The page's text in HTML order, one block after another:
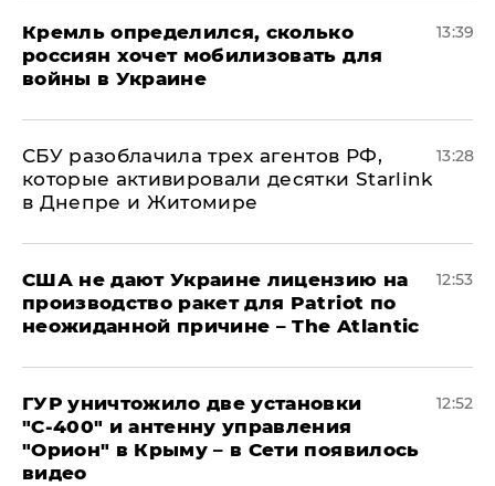
Кремль определился, сколько
россиян хочет мобилизовать для
войны в Украине
13:39
СБУ разоблачила трех агентов РФ,
которые активировали десятки Starlink
в Днепре и Житомире
13:28
США не дают Украине лицензию на
производство ракет для Patriot по
неожиданной причине – The Atlantic
12:53
ГУР уничтожило две установки
"С‑400" и антенну управления
"Орион" в Крыму – в Сети появилось
видео
12:52